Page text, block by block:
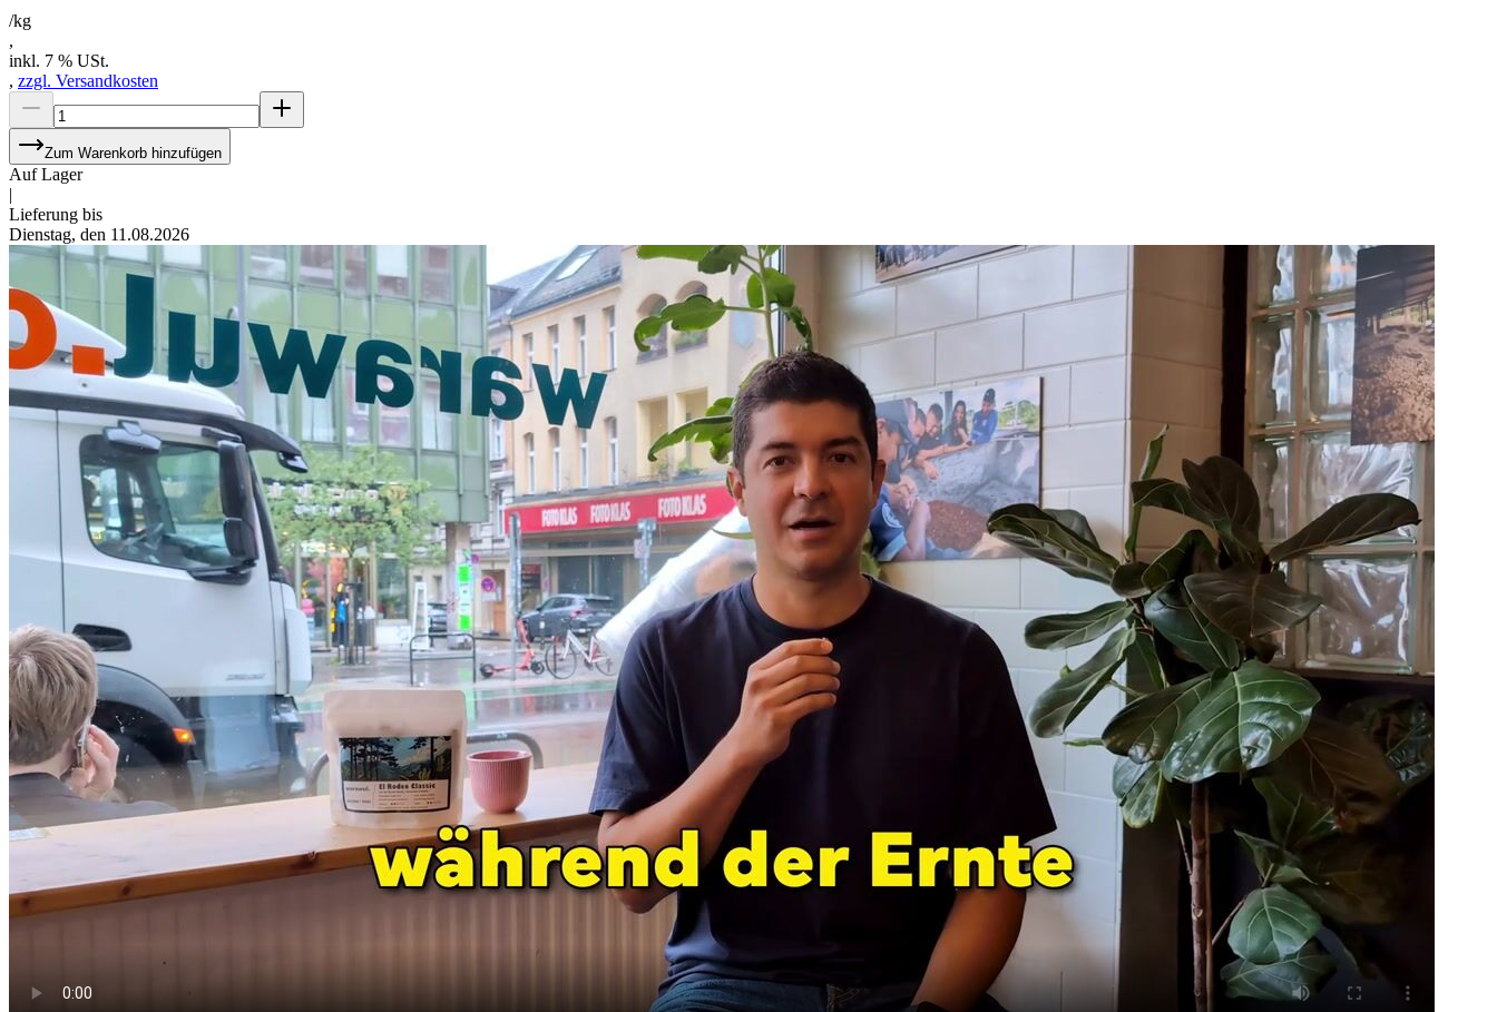
/kg
,
inkl. 7 % USt.
, zzgl. Versandkosten
Zum Warenkorb hinzufügen
Auf Lager
|
Lieferung bis
Dienstag, den 11.08.2026